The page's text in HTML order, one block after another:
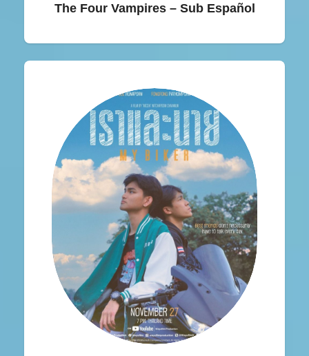
The Four Vampires – Sub Español